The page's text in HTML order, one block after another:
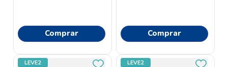
Comprar Comprar
LEVE2 LEVE2